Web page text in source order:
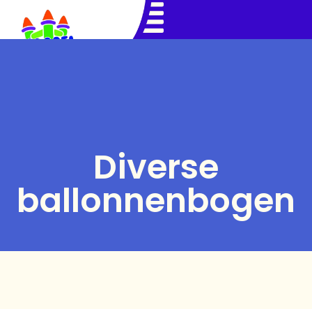
Diverse
ballonnenbogen